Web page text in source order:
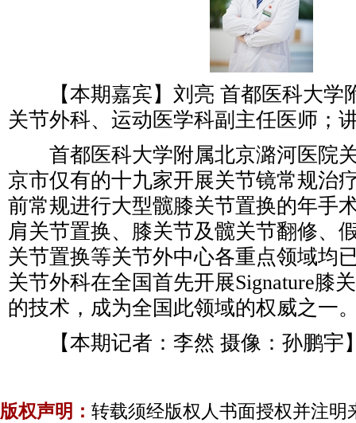
【本期嘉宾】刘亮 首都医科大学
关节外科、运动医学科副主任医师；
首都医科大学附属北京潞河医院
京市仅有的十九家开展关节镜常规治
前常规进行大型髋膝关节置换的年手
肩关节置换、膝关节及髋关节翻修、
关节置换等关节外中心各重点领域均
关节外科在全国首先开展Signature膝
的技术，成为全国此领域的权威之一
【本期记者：李然 摄像：孙鹏宇
版权声明： 转载须经版权人书面授权并注明